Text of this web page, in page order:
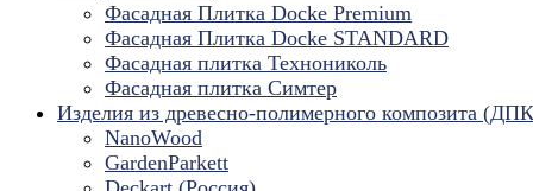
Фасадная Плитка Docke Premium
Фасадная Плитка Docke STANDARD
Фасадная плитка Технониколь
Фасадная плитка Симтер
Изделия из древесно-полимерного композита
NanoWood
GardenParkett